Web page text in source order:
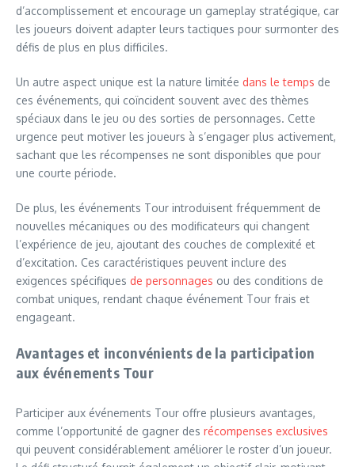
d’accomplissement et encourage un gameplay stratégique, car
les joueurs doivent adapter leurs tactiques pour surmonter des
défis de plus en plus difficiles.
Un autre aspect unique est la nature limitée dans le temps de
ces événements, qui coïncident souvent avec des thèmes
spéciaux dans le jeu ou des sorties de personnages. Cette
urgence peut motiver les joueurs à s’engager plus activement,
sachant que les récompenses ne sont disponibles que pour
une courte période.
De plus, les événements Tour introduisent fréquemment de
nouvelles mécaniques ou des modificateurs qui changent
l’expérience de jeu, ajoutant des couches de complexité et
d’excitation. Ces caractéristiques peuvent inclure des
exigences spécifiques de personnages ou des conditions de
combat uniques, rendant chaque événement Tour frais et
engageant.
Avantages et inconvénients de la participation
aux événements Tour
Participer aux événements Tour offre plusieurs avantages,
comme l’opportunité de gagner des récompenses exclusives
qui peuvent considérablement améliorer le roster d’un joueur.